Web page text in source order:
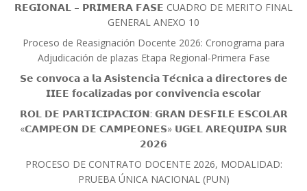
𝗥𝗘𝗚𝗜𝗢𝗡𝗔𝗟 – 𝗣𝗥𝗜𝗠𝗘𝗥𝗔 𝗙𝗔𝗦𝗘 CUADRO DE MERITO FINAL
GENERAL ANEXO 10
Proceso de Reasignación Docente 2026: Cronograma para
Adjudicación de plazas Etapa Regional-Primera Fase
𝗦𝗲 𝗰𝗼𝗻𝘃𝗼𝗰𝗮 𝗮 𝗹𝗮 𝗔𝘀𝗶𝘀𝘁𝗲𝗻𝗰𝗶𝗮 𝗧𝗲́𝗰𝗻𝗶𝗰𝗮 𝗮 𝗱𝗶𝗿𝗲𝗰𝘁𝗼𝗿𝗲𝘀 𝗱𝗲
𝗜𝗜𝗘𝗘 𝗳𝗼𝗰𝗮𝗹𝗶𝘇𝗮𝗱𝗮𝘀 𝗽𝗼𝗿 𝗰𝗼𝗻𝘃𝗶𝘃𝗲𝗻𝗰𝗶𝗮 𝗲𝘀𝗰𝗼𝗹𝗮𝗿
𝗥𝗢𝗟 𝗗𝗘 𝗣𝗔𝗥𝗧𝗜𝗖𝗜𝗣𝗔𝗖𝗜𝗢́𝗡: 𝗚𝗥𝗔𝗡 𝗗𝗘𝗦𝗙𝗜𝗟𝗘 𝗘𝗦𝗖𝗢𝗟𝗔𝗥
«𝗖𝗔𝗠𝗣𝗘𝗢́𝗡 𝗗𝗘 𝗖𝗔𝗠𝗣𝗘𝗢𝗡𝗘𝗦» 𝗨𝗚𝗘𝗟 𝗔𝗥𝗘𝗤𝗨𝗜𝗣𝗔 𝗦𝗨𝗥
𝟮𝟬𝟮𝟲
PROCESO DE CONTRATO DOCENTE 2026, MODALIDAD:
PRUEBA ÚNICA NACIONAL (PUN)